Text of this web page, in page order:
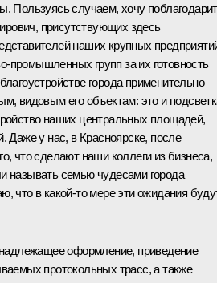
Пользуясь случаем, хочу
присутствующих здесь
наших крупных
промышленных групп за их готовность
города применительно
видовым его объектам: это и
наших центральных площадей,
Даже у нас, в Красноярске, после
что сделают наши коллеги из бизнеса,
называть семью чудесами города
что в какой-то мере эти ожидания
оформление, приведение
протокольных трасс, а также